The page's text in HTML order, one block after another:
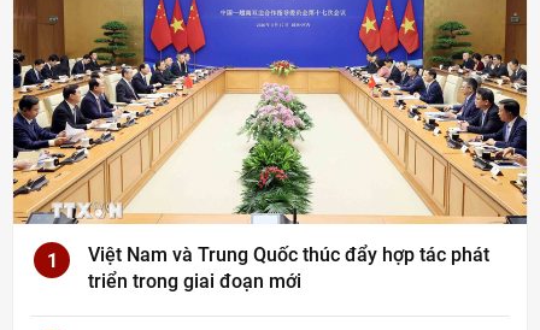
1
Việt Nam và Trung Quốc thúc đẩy hợp tác phát
triển trong giai đoạn mới